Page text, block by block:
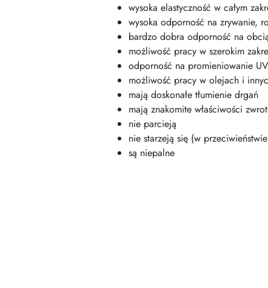
wysoka elastyczność w całym
wysoka odporność na zrywanie,
bardzo dobra odporność na
możliwość pracy w szerokim
odporność na promieniowanie UV
możliwość pracy w olejach i
mają doskonałe tłumienie drgań
mają znakomite właściwości
nie parcieją
nie starzeją się (w
są niepalne